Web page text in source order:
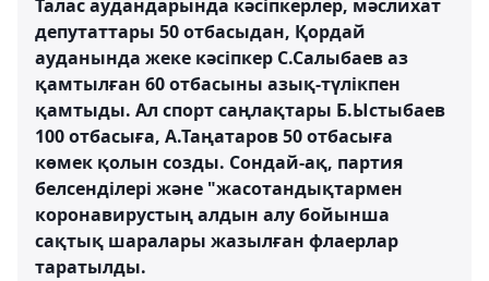
Талас аудандарында кәсіпкерлер, мәслихат
депутаттары 50 отбасыдан, Қордай
ауданында жеке кәсіпкер С.Салыбаев аз
қамтылған 60 отбасыны азық-түлікпен
қамтыды. Ал спорт саңлақтары Б.Ыстыбаев
100 отбасыға, А.Таңатаров 50 отбасыға
көмек қолын созды. Сондай-ақ, партия
белсенділері және "жасотандықтармен
коронавирустың алдын алу бойынша
сақтық шаралары жазылған флаерлар
таратылды.